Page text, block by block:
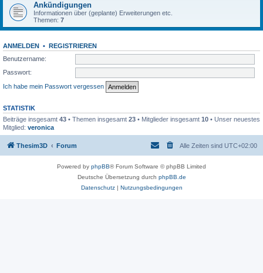
Ankündigungen
Informationen über (geplante) Erweiterungen etc.
Themen: 7
ANMELDEN • REGISTRIEREN
Benutzername:
Passwort:
Ich habe mein Passwort vergessen
STATISTIK
Beiträge insgesamt 43 • Themen insgesamt 23 • Mitglieder insgesamt 10 • Unser neuestes
Mitglied: veronica
Thesim3D Forum Alle Zeiten sind UTC+02:00
Powered by phpBB® Forum Software © phpBB Limited
Deutsche Übersetzung durch phpBB.de
Datenschutz| Nutzungsbedingungen